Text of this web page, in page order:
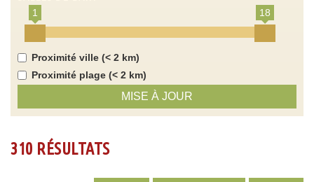
1 18
Proximité ville (< 2 km)
Proximité plage (< 2 km)
MISE À JOUR
310 RÉSULTATS